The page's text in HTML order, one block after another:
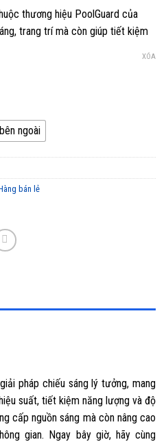
thương hiệu PoolGuard của
trang trí mà còn giúp tiết kiệm
ngoài
XÓA
bán lẻ
pháp chiếu sáng lý tưởng, mang
suất, tiết kiệm năng lượng và độ
cấp nguồn sáng mà còn nâng cao
gian. Ngay bây giờ, hãy cùng